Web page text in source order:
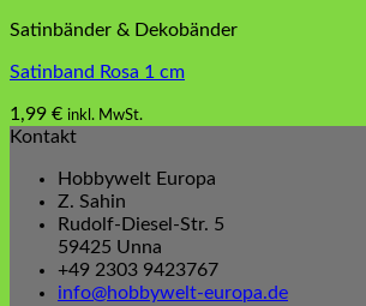
Satinbänder & Dekobänder
Satinband Rosa 1 cm
1,99 € inkl. MwSt.
Kontakt
Hobbywelt Europa
Z. Sahin
Rudolf-Diesel-Str. 5
59425 Unna
+49 2303 9423767
info@hobbywelt-europa.de